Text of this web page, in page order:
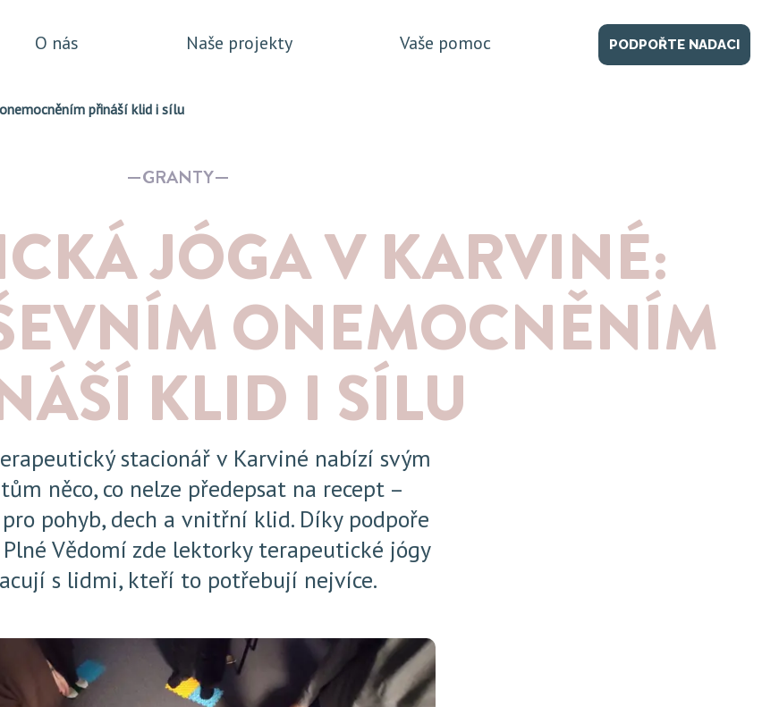
O nás Naše projekty Vaše pomoc PODPOŘTE NADACI
přináší klid i sílu
GRANTY
JÓGA V KARVINÉ:
ONEMOCNĚNÍM
KLID I SÍLU
stacionář v Karviné nabízí svým
něco, co nelze předepsat na recept –
pohyb, dech a vnitřní klid. Díky podpoře
Plné Vědomí zde lektorky terapeutické jógy
s lidmi, kteří to potřebují nejvíce.